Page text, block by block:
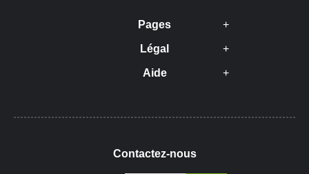
Pages
Légal
Aide
Contactez-nous